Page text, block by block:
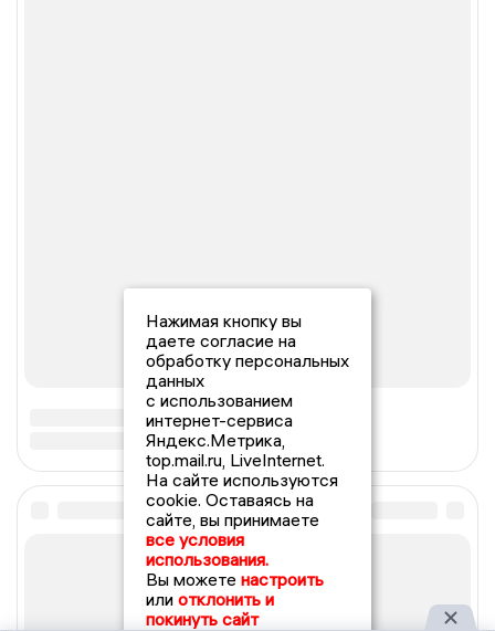
Нажимая кнопку вы
даете согласие на
обработку персональных
данных
с использованием
интернет-сервиса
Яндекс.Метрика,
top.mail.ru, LiveInternet.
На сайте используются
cookie. Оставаясь на
сайте, вы принимаете
все условия
использования.
Вы можете настроить
или отклонить и
покинуть сайт